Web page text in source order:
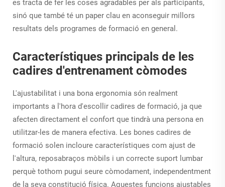
es tracta de fer les coses agradables per als participants,
sinó que també té un paper clau en aconseguir millors
resultats dels programes de formació en general.
Característiques principals de les
cadires d'entrenament còmodes
L'ajustabilitat i una bona ergonomia són realment
importants a l'hora d'escollir cadires de formació, ja que
afecten directament el confort que tindrà una persona en
utilitzar-les de manera efectiva. Les bones cadires de
formació solen incloure característiques com ajust de
l'altura, reposabraços mòbils i un correcte suport lumbar
perquè tothom pugui seure còmodament, independentment
de la seva constitució física. Aquestes funcions ajustables